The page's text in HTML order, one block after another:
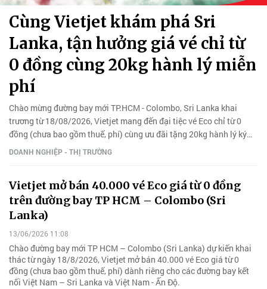
Cùng Vietjet khám phá Sri
Lanka, tận hưởng giá vé chỉ từ
0 đồng cùng 20kg hành lý miễn
phí
Chào mừng đường bay mới TP.HCM - Colombo, Sri Lanka khai
trương từ 18/08/2026, Vietjet mang đến đại tiệc vé Eco chỉ từ 0
đồng (chưa bao gồm thuế, phí) cùng ưu đãi tặng 20kg hành lý ký
gửi cho hành khách đặt vé trong 3 ngày vàng từ 21/07-
23/07/2026.
DOANH NGHIỆP - THỊ TRƯỜNG
Vietjet mở bán 40.000 vé Eco giá từ 0 đồng
trên đường bay TP HCM – Colombo (Sri
Lanka)
13/06/2026 11:08
Chào đường bay mới TP HCM – Colombo (Sri Lanka) dự kiến khai
thác từ ngày 18/8/2026, Vietjet mở bán 40.000 vé Eco giá từ 0
đồng (chưa bao gồm thuế, phí) dành riêng cho các đường bay kết
nối Việt Nam – Sri Lanka và Việt Nam - Ấn Độ.